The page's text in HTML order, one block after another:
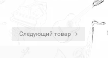
Следующий товар